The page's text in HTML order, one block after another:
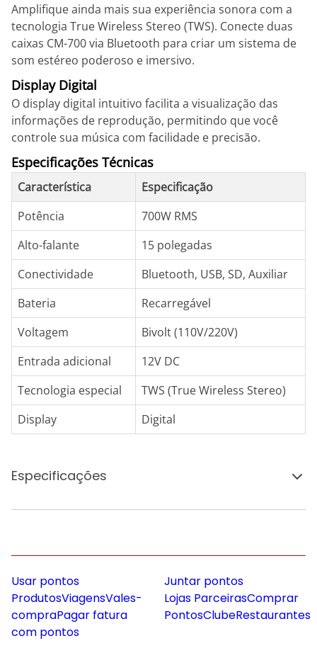
Amplifique ainda mais sua experiência sonora com a
tecnologia True Wireless Stereo (TWS). Conecte duas
caixas CM-700 via Bluetooth para criar um sistema de
som estéreo poderoso e imersivo.
Display Digital
O display digital intuitivo facilita a visualização das
informações de reprodução, permitindo que você
controle sua música com facilidade e precisão.
Especificações Técnicas
Característica
Especificação
Potência
700W RMS
Alto-falante
15 polegadas
Conectividade
Bluetooth, USB, SD, Auxiliar
Bateria
Recarregável
Voltagem
Bivolt (110V/220V)
Entrada adicional
12V DC
Tecnologia especial
TWS (True Wireless Stereo)
Display
Digital
Especificações
Usar pontos
ProdutosViagensVales-
compraPagar fatura
com pontos
Juntar pontos
Lojas ParceirasComprar
PontosClubeRestaurantes